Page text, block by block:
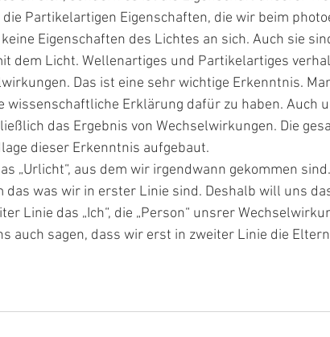
Partikelartigen Eigenschaften, die wir beim
Eigenschaften des Lichtes an sich. Auch sie
dem Licht. Wellenartiges und Partikelartiges
Das ist eine sehr wichtige Erkenntnis.
wissenschaftliche Erklärung dafür zu haben. Auch
das Ergebnis von Wechselwirkungen. Die
dieser Erkenntnis aufgebaut.
„Urlicht“, aus dem wir irgendwann gekommen
was wir in erster Linie sind. Deshalb will uns
Linie das „Ich“, die „Person“ unsrer
auch sagen, dass wir erst in zweiter Linie die